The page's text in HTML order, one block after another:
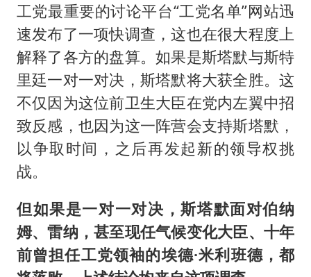
工党最重要的讨论平台“工党名单”网站迅
速发布了一项快调查，这也在很大程度上
解释了各方的盘算。如果是斯塔默与斯特
里廷一对一对决，斯塔默将大获全胜。这
不仅因为这位前卫生大臣在党内左翼中招
致反感，也因为这一阵营会支持斯塔默，
以争取时间，之后再发起新的领导权挑
战。
但如果是一对一对决，斯塔默面对伯纳
姆、雷纳，甚至现任气候变化大臣、十年
前曾担任工党领袖的埃德·米利班德，都